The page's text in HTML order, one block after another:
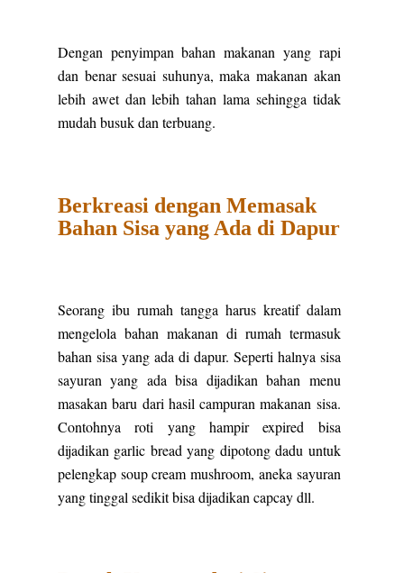
Dengan penyimpan bahan makanan yang rapi
dan benar sesuai suhunya, maka makanan akan
lebih awet dan lebih tahan lama sehingga tidak
mudah busuk dan terbuang.
Berkreasi dengan Memasak
Bahan Sisa yang Ada di Dapur
Seorang ibu rumah tangga harus kreatif dalam
mengelola bahan makanan di rumah termasuk
bahan sisa yang ada di dapur. Seperti halnya sisa
sayuran yang ada bisa dijadikan bahan menu
masakan baru dari hasil campuran makanan sisa.
Contohnya roti yang hampir expired bisa
dijadikan garlic bread yang dipotong dadu untuk
pelengkap soup cream mushroom, aneka sayuran
yang tinggal sedikit bisa dijadikan capcay dll.